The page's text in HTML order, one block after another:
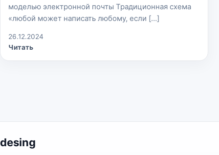
моделью электронной почты Традиционная схема
«любой может написать любому, если […]
26.12.2024
Читать
desing